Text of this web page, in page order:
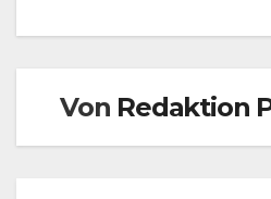
Von Redaktion